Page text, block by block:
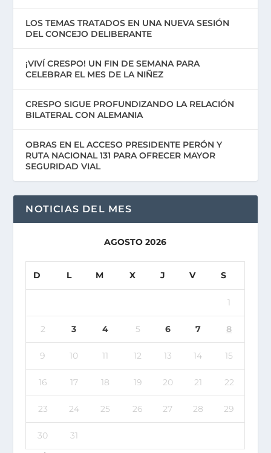
LOS TEMAS TRATADOS EN UNA NUEVA SESIÓN
DEL CONCEJO DELIBERANTE
¡VIVÍ CRESPO! UN FIN DE SEMANA PARA
CELEBRAR EL MES DE LA NIÑEZ
CRESPO SIGUE PROFUNDIZANDO LA RELACIÓN
BILATERAL CON ALEMANIA
OBRAS EN EL ACCESO PRESIDENTE PERÓN Y
RUTA NACIONAL 131 PARA OFRECER MAYOR
SEGURIDAD VIAL
NOTICIAS DEL MES
AGOSTO 2026
D L M X J V S
1
2 3 4 5 6 7 8
9 10 11 12 13 14 15
16 17 18 19 20 21 22
23 24 25 26 27 28 29
30
31